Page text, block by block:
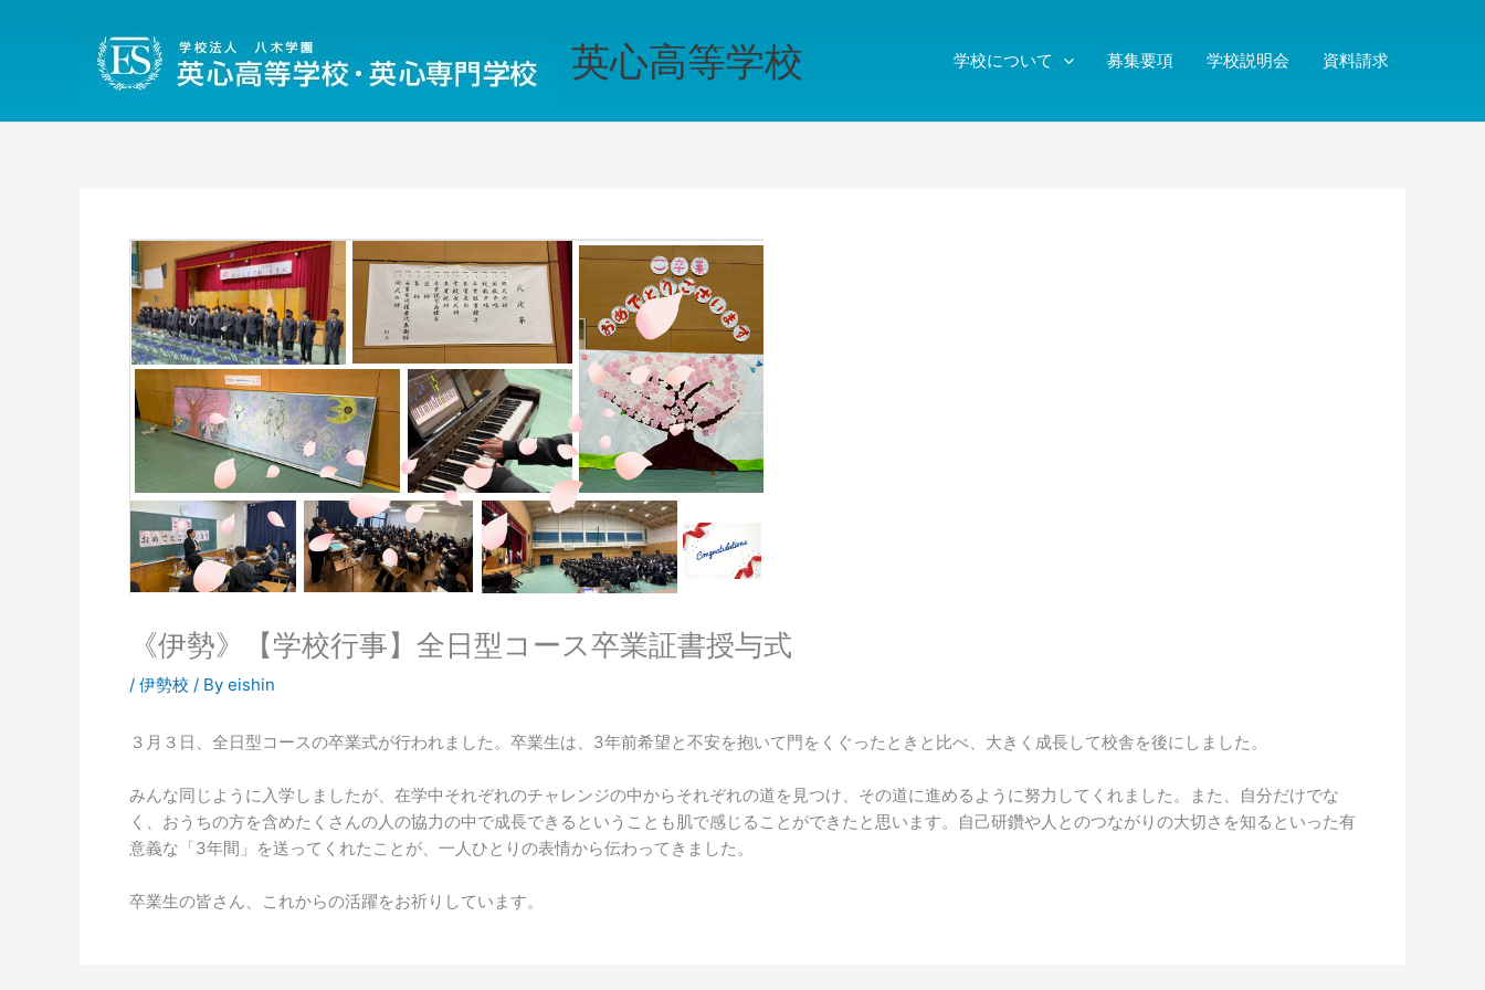
キ
英心高等学校 学校について 募集要項 学校説明会 資料請求
《伊勢》【学校行事】全日型コース卒業証書授与式
/ 伊勢校 / By eishin
３月３日、全日型コースの卒業式が行われました。卒業生は、3年前希望と不安を抱いて門をくぐったときと比べ、大きく成長して校舎を後にしました。
みんな同じように入学しましたが、在学中それぞれのチャレンジの中からそれぞれの道を見つけ、その道に進めるように努力してくれました。また、自分だけでな
く、おうちの方を含めたくさんの人の協力の中で成長できるということも肌で感じることができたと思います。自己研鑽や人とのつながりの大切さを知るといった有
意義な「3年間」を送ってくれたことが、一人ひとりの表情から伝わってきました。
卒業生の皆さん、これからの活躍をお祈りしています。